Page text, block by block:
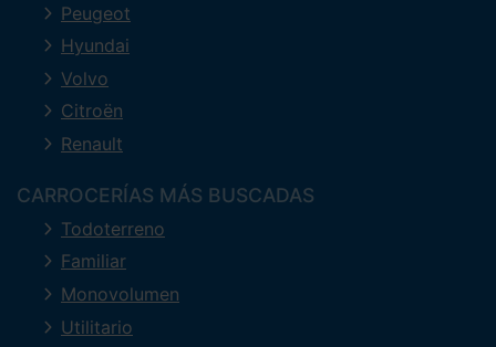
Peugeot
Hyundai
Volvo
Citroën
Renault
CARROCERÍAS MÁS BUSCADAS
Todoterreno
Familiar
Monovolumen
Utilitario